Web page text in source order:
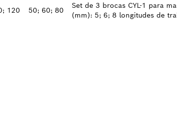
120 50; 60; 80
Set de 3 brocas CYL-1 para
(mm): 5; 6; 8 longitudes de